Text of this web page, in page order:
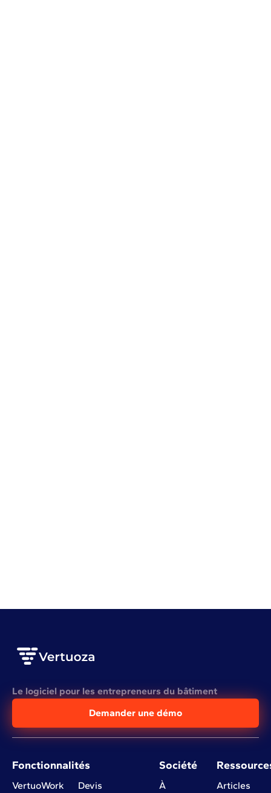
Le logiciel pour les entrepreneurs du bâtiment
Demander une démo
Fonctionnalités
VertuoWork Devis
Société
À
Articles